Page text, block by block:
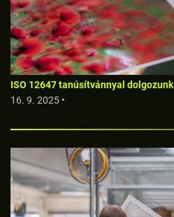
ISO 12647 tanúsítvánnyal dolgozunk
16. 9. 2025 •